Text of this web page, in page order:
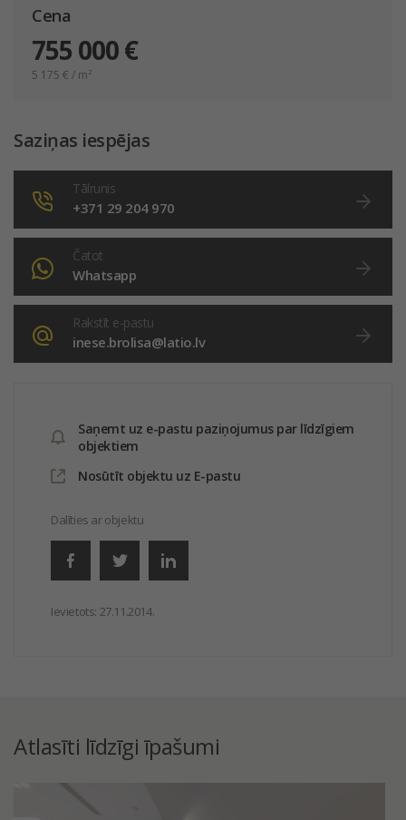
Cena
755 000 €
5 175 € / m²
Saziņas iespējas
Tālrunis
+371 29 204 970
Čatot
Whatsapp
Rakstīt e-pastu
inese.brolisa@latio.lv
Saņemt uz e-pastu paziņojumus par līdzīgiem
objektiem
Nosūtīt objektu uz E-pastu
Dalīties ar objektu
Ievietots: 27.11.2014.
Atlasīti līdzīgi īpašumi